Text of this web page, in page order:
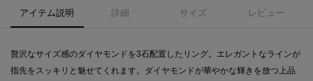
アイテム説明 詳細 サイズ レビュー
贅沢なサイズ感のダイヤモンドを3石配置したリング。エレガントなラインが
指先をスッキリと魅せてくれます。ダイヤモンドが華やかな輝きを放つ上品